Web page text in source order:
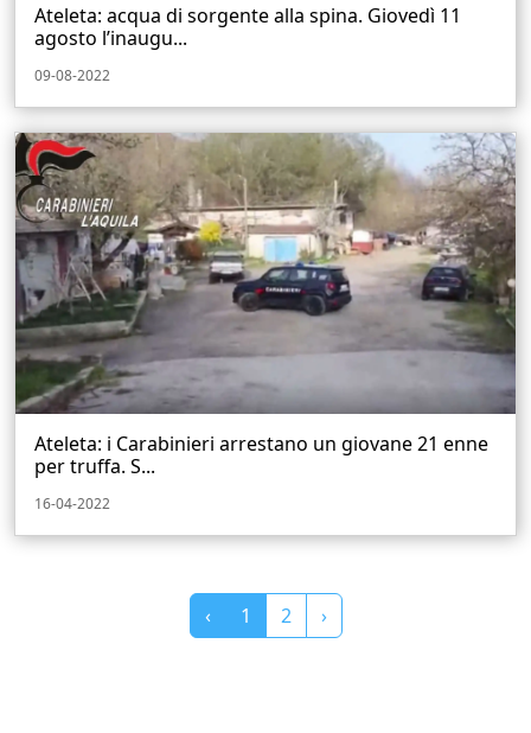
Ateleta: acqua di sorgente alla spina. Giovedì 11
agosto l’inaugu...
09-08-2022
Ateleta: i Carabinieri arrestano un giovane 21 enne
per truffa. S...
16-04-2022
‹ 1 2 ›